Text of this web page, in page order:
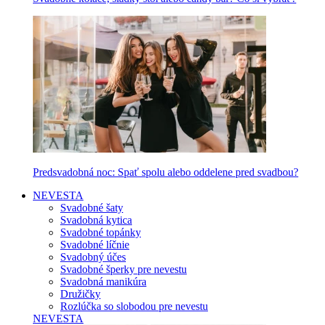
Predsvadobná noc: Spať spolu alebo oddelene pred svadbou?
NEVESTA
Svadobné šaty
Svadobná kytica
Svadobné topánky
Svadobné líčnie
Svadobný účes
Svadobné šperky pre nevestu
Svadobná manikúra
Družičky
Rozlúčka so slobodou pre nevestu
NEVESTA